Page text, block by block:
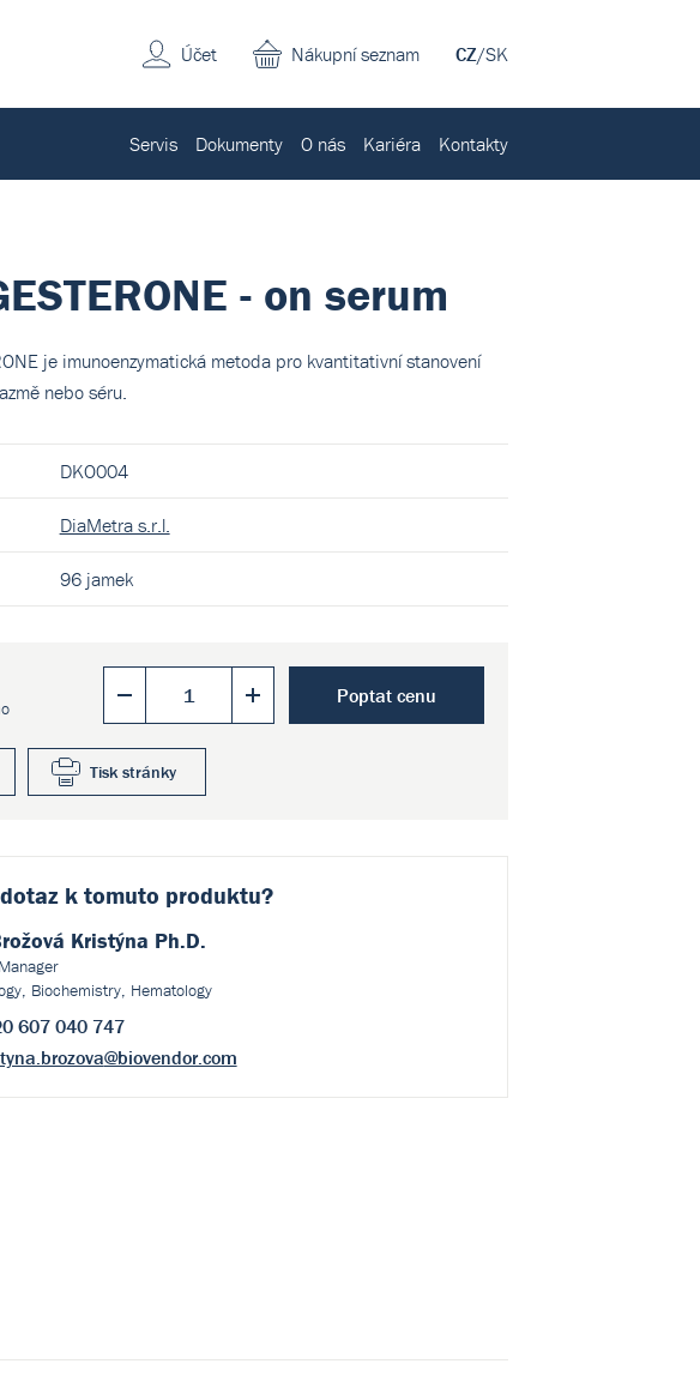
CZ/SK
Nákupní seznam
Účet
Servis Dokumenty O nás Kariéra Kontakty
- on serum
je imunoenzymatická metoda pro kvantitativní stanovení
nebo séru.
DKO004
DiaMetra s.r.l.
96 jamek
Poptat cenu
Tisk stránky
k tomuto produktu?
Kristýna Ph.D.
Biochemistry, Hematology
607 040 747
@biovendor.com